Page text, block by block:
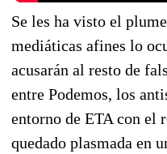
Se les ha visto el
mediáticas afines lo
acusarán al resto de
entre Podemos, los
entorno de ETA con el
quedado plasmada en